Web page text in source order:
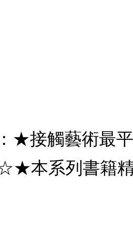
★接觸藝術最
本系列書籍